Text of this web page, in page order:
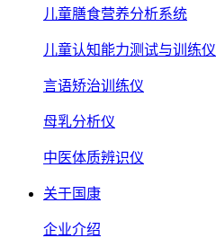
儿童膳食营养分析系统
儿童认知能力测试与训练仪
言语矫治训练仪
母乳分析仪
中医体质辨识仪
关于国康
企业介绍